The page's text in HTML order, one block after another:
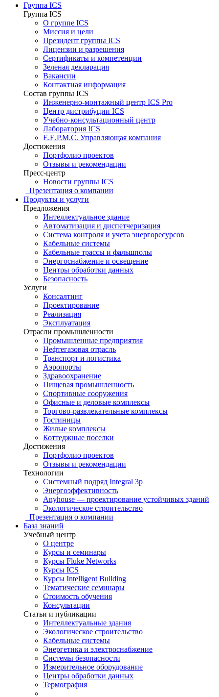
Группа ICS
Группа ICS
О группе ICS
Миссия и цели
Президент группы ICS
Лицензии и разрешения
Сертификаты и компетенции
Зеленая декларация
Вакансии
Контактная информация
Состав группы ICS
Инженерно-монтажный центр ICS Pro
Центр дистрибуции ICS
Учебно-консультационный центр
Лаборатория ICS
E.E.P.M.C. Управляющая компания
Достижения
Портфолио проектов
Отзывы и рекомендации
Пресс-центр
Новости группы ICS
Презентация о компании
Продукты и услуги
Предложения
Интеллектуальное здание
Автоматизация и диспетчеризация
Система контроля и учета энергоресурсов
Кабельные системы
Кабельные трассы и фальшполы
Энергоснабжение и освещение
Центры обработки данных
Безопасность
Услуги
Консалтинг
Проектирование
Реализация
Эксплуатация
Отрасли промышленности
Промышленные предприятия
Нефтегазовая отрасль
Транспорт и логистика
Аэропорты
Здравоохранение
Пищевая промышленность
Спортивные сооружения
Офисные и деловые комплексы
Торгово-развлекательные комплексы
Гостиницы
Жилые комплексы
Коттеджные поселки
Достижения
Портфолио проектов
Отзывы и рекомендации
Технологии
Системный подряд Integral 3p
Энергоэффективность
Anyhouse — проектирование устойчивых зданий
Экологическое строительство
Презентация о компании
База знаний
Учебный центр
О центре
Курсы и семинары
Курсы Fluke Networks
Курсы ICS
Курсы Intelligent Building
Тематические семинары
Стоимость обучения
Консультации
Статьи и публикации
Интеллектуальные здания
Экологическое строительство
Кабельные системы
Энергетика и электроснабжение
Системы безопасности
Измерительное оборудование
Центры обработки данных
Термография